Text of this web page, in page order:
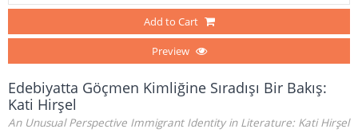
Add to Cart
Preview
Edebiyatta Göçmen Kimliğine Sıradışı Bir Bakış:
Kati Hirşel
An Unusual Perspective Immigrant Identity in Literature: Kati Hirşel